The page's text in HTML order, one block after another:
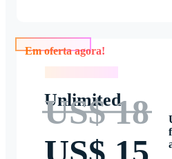
Unlimited
US$ 18